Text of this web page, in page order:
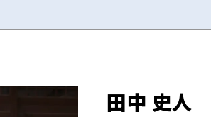
田中 史人